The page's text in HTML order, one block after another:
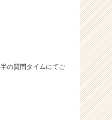
の質問タイムにてご